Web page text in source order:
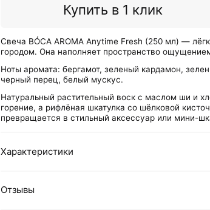
Купить в 1 клик
Свеча BÓCA AROMA Anytime Fresh (250 мл) —
городом. Она наполняет пространство
Ноты аромата: бергамот, зеленый кардамон,
черный перец, белый мускус.
Натуральный растительный воск с маслом ши и
горение, а рифлёная шкатулка со шёлковой
превращается в стильный аксессуар или мини-
Характеристики
Отзывы